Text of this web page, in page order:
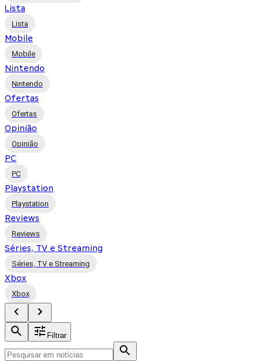
Lista
Lista
Mobile
Mobile
Nintendo
Nintendo
Ofertas
Ofertas
Opinião
Opinião
PC
PC
Playstation
Playstation
Reviews
Reviews
Séries, TV e Streaming
Séries, TV e Streaming
Xbox
Xbox
Filtrar